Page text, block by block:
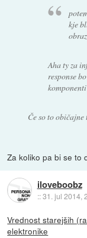
kje
Aha ty za
response
Če so to
Za koliko pa bi se to
iloveboobz
::31. jul 2014,
Vrednost starejših
elektronike